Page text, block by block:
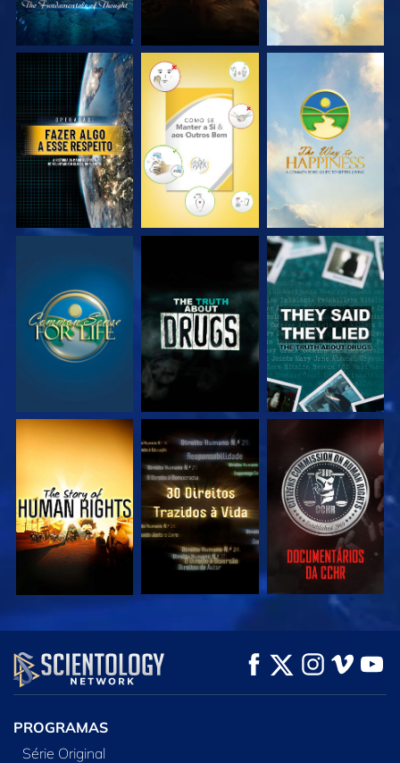
VEJA VEJA VEJA
VEJA VEJA VEJA
VEJA VEJA VEJA
VEJA EXPLORE A SÉRIE
PROGRAMAS
Série Original